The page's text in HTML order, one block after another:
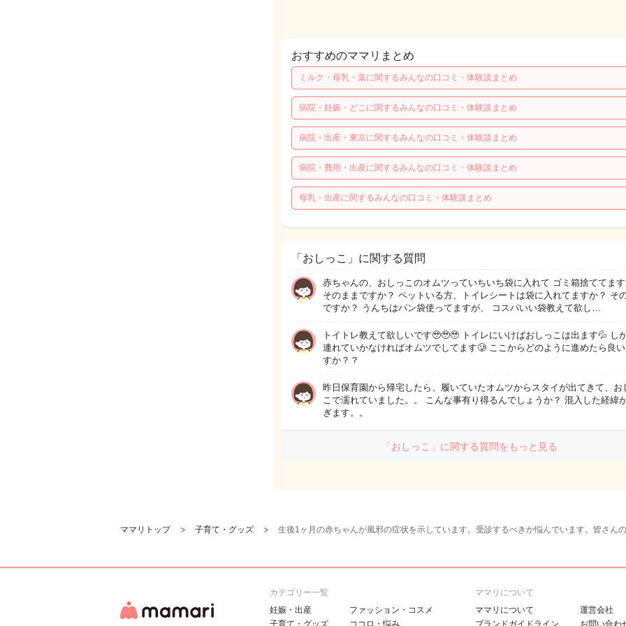
おすすめのママリまとめ
ミルク・母乳・薬に関するみんなの口コミ・体験談まとめ
病院・妊娠・どこに関するみんなの口コミ・体験談まとめ
病院・出産・東京に関するみんなの口コミ・体験談まとめ
病院・費用・出産に関するみんなの口コミ・体験談まとめ
母乳・出産に関するみんなの口コミ・体験談まとめ
「おしっこ」に関する質問
赤ちゃんの、おしっこのオムツっていちいち袋に入れて ゴミ箱捨ててます
そのままですか？ ペットいる方、トイレシートは袋に入れてますか？ そ
ですか？ うんちはパン袋使ってますが、 コスパいい袋教えて欲し…
トイトレ教えて欲しいです🥹🥹🥹 トイレにいけばおしっこは出ます💦 しか
連れていかなければオムツでしてます🥲 ここからどのように進めたら良
すか？？
昨日保育園から帰宅したら、履いていたオムツからスタイが出てきて、お
こで濡れていました。。 こんな事有り得るんでしょうか？ 混入した経緯
ぎます。。
「おしっこ」に関する質問をもっと見る
ママリトップ 子育て・グッズ 生後1ヶ月の赤ちゃんが風邪の症状を示しています。受診するべきか悩んでいます。皆さん
カテゴリー一覧
妊娠・出産
子育て・グッズ
ファッション・コスメ
ココロ・悩み
ママリについて
ママリについて
ブランドガイドライン
運営会社
お問い合わ